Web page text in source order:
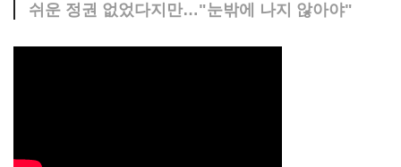
쉬운 정권 없었다지만…"눈밖에 나지 않아야"